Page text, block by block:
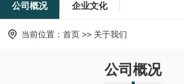
公司概况 企业文化
当前位置： 首页 >> 关于我们
公司概况